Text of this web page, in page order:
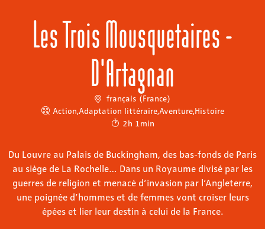
Les Trois Mousquetaires -
D'Artagnan
français (France)
Action,Adaptation littéraire,Aventure,Histoire
2h 1min
Du Louvre au Palais de Buckingham, des bas-fonds de Paris
au siège de La Rochelle… Dans un Royaume divisé par les
guerres de religion et menacé d’invasion par l’Angleterre,
une poignée d’hommes et de femmes vont croiser leurs
épées et lier leur destin à celui de la France.